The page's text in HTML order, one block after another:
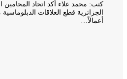
كتب: محمد علاء أكد اتحاد المحامين
الجزائرية قطع العلاقات الدبلوماسية مع
أعمالاً…